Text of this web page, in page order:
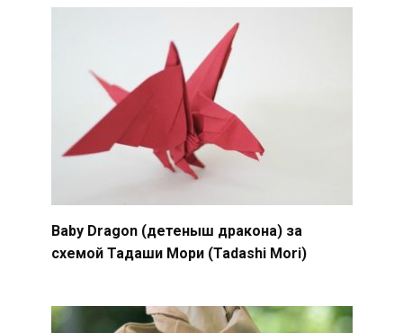
Baby Dragon (детеныш дракона) за
схемой Тадаши Мори (Tadashi Mori)